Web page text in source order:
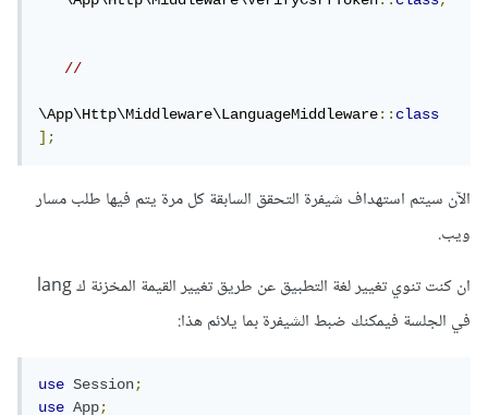
//
\App\Http\Middleware\LanguageMiddleware::class
];
الآن سيتم استهداف شيفرة التحقق السابقة كل مرة يتم فيها طلب مسار
ويب.
ان كنت تنوي تغيير لغة التطبيق عن طريق تغيير القيمة المخزنة ك lang
في الجلسة فيمكنك ضبط الشيفرة بما يلائم هذا:
use Session;
use
App;